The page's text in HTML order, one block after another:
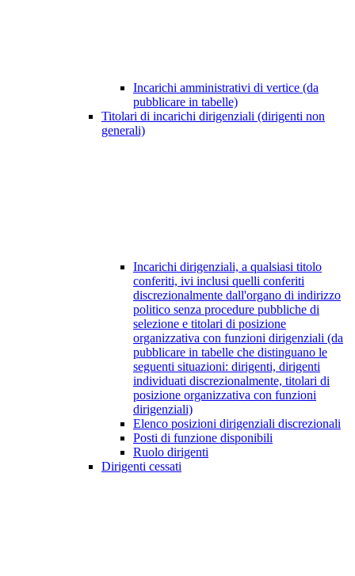
Incarichi amministrativi di vertice (da
pubblicare in tabelle)
Titolari di incarichi dirigenziali (dirigenti non
generali)
Incarichi dirigenziali, a qualsiasi titolo
conferiti, ivi inclusi quelli conferiti
discrezionalmente dall'organo di indirizzo
politico senza procedure pubbliche di
selezione e titolari di posizione
organizzativa con funzioni dirigenziali (da
pubblicare in tabelle che distinguano le
seguenti situazioni: dirigenti, dirigenti
individuati discrezionalmente, titolari di
posizione organizzativa con funzioni
dirigenziali)
Elenco posizioni dirigenziali discrezionali
Posti di funzione disponibili
Ruolo dirigenti
Dirigenti cessati